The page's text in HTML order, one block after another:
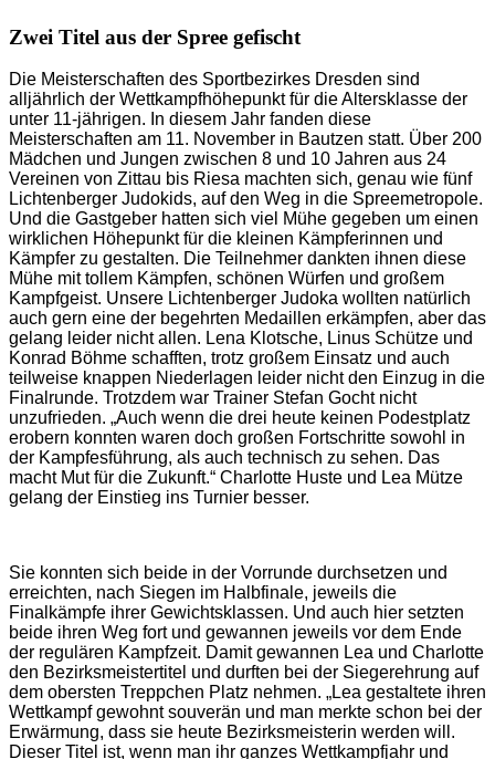
Bild
Zwei Titel aus der Spree gefischt
Die Meisterschaften des Sportbezirkes Dresden sind
alljährlich der Wettkampfhöhepunkt für die Altersklasse der
unter 11-jährigen. In diesem Jahr fanden diese
Meisterschaften am 11. November in Bautzen statt. Über 200
Mädchen und Jungen zwischen 8 und 10 Jahren aus 24
Vereinen von Zittau bis Riesa machten sich, genau wie fünf
Lichtenberger Judokids, auf den Weg in die Spreemetropole.
Und die Gastgeber hatten sich viel Mühe gegeben um einen
wirklichen Höhepunkt für die kleinen Kämpferinnen und
Kämpfer zu gestalten. Die Teilnehmer dankten ihnen diese
Mühe mit tollem Kämpfen, schönen Würfen und großem
Kampfgeist. Unsere Lichtenberger Judoka wollten natürlich
auch gern eine der begehrten Medaillen erkämpfen, aber das
gelang leider nicht allen. Lena Klotsche, Linus Schütze und
Konrad Böhme schafften, trotz großem Einsatz und auch
teilweise knappen Niederlagen leider nicht den Einzug in die
Finalrunde. Trotzdem war Trainer Stefan Gocht nicht
unzufrieden. „Auch wenn die drei heute keinen Podestplatz
erobern konnten waren doch großen Fortschritte sowohl in
der Kampfesführung, als auch technisch zu sehen. Das
macht Mut für die Zukunft.“ Charlotte Huste und Lea Mütze
gelang der Einstieg ins Turnier besser.
Sie konnten sich beide in der Vorrunde durchsetzen und
erreichten, nach Siegen im Halbfinale, jeweils die
Finalkämpfe ihrer Gewichtsklassen. Und auch hier setzten
beide ihren Weg fort und gewannen jeweils vor dem Ende
der regulären Kampfzeit. Damit gewannen Lea und Charlotte
den Bezirksmeistertitel und durften bei der Siegerehrung auf
dem obersten Treppchen Platz nehmen. „Lea gestaltete ihren
Wettkampf gewohnt souverän und man merkte schon bei der
Erwärmung, dass sie heute Bezirksmeisterin werden will.
Dieser Titel ist, wenn man ihr ganzes Wettkampfjahr und